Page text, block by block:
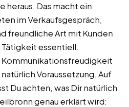
heraus. Das macht ein
im Verkaufsgespräch,
freundliche Art mit Kunden
essentiell.
Voraussetzung. Auf
Du achten, was Dir natürlich
genau erklärt wird: